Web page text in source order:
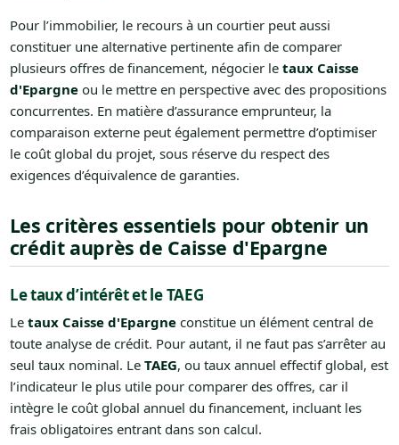
Pour l’immobilier, le recours à un courtier peut aussi
constituer une alternative pertinente afin de comparer
plusieurs offres de financement, négocier le taux Caisse
d'Epargneou le mettre en perspective avec des propositions
concurrentes. En matière d’assurance emprunteur, la
comparaison externe peut également permettre d’optimiser
le coût global du projet, sous réserve du respect des
exigences d’équivalence de garanties.
Les critères essentiels pour obtenir un
crédit auprès de Caisse d'Epargne
Le taux d’intérêt et le TAEG
Le taux Caisse d'Epargneconstitue un élément central de
toute analyse de crédit. Pour autant, il ne faut pas s’arrêter au
seul taux nominal. Le TAEG, ou taux annuel effectif global, est
l’indicateur le plus utile pour comparer des offres, car il
intègre le coût global annuel du financement, incluant les
frais obligatoires entrant dans son calcul.